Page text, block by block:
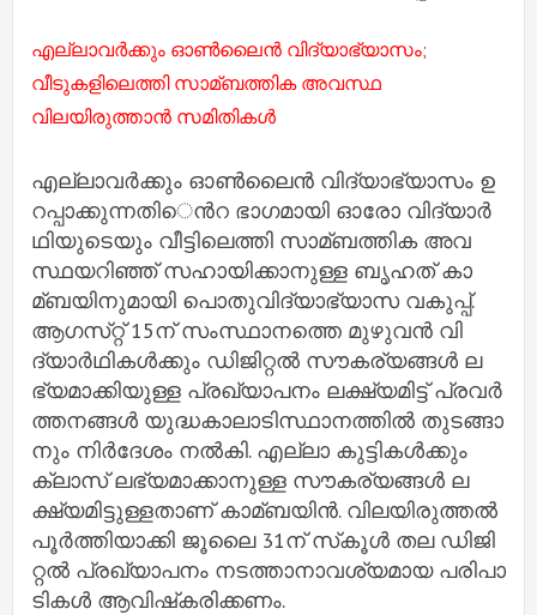
എല്ലാവര്‍ക്കും ഓണ്‍ലൈന്‍ വിദ്യാഭ്യാസം;
വീടുകളിലെത്തി സാമ്ബത്തിക അവസ്ഥ
വിലയിരുത്താന്‍ സമിതികള്‍
എ​ല്ലാ​വ​ര്‍​ക്കും ഓ​ണ്‍​ലൈ​ന്‍ വി​ദ്യാ​ഭ്യാ​സം ഉ​
റ​പ്പാ​ക്കു​ന്ന​തി​െന്‍റ ഭാ​ഗ​മാ​യി ഓ​രോ വി​ദ്യാ​ര്‍​
ഥി​യു​ടെ​യും വീ​ട്ടി​ലെ​ത്തി സാ​മ്ബ​ത്തി​ക അ​വ​
സ്ഥ​യ​റി​ഞ്ഞ്​ സ​ഹാ​യി​ക്കാ​നു​ള്ള ബൃ​ഹ​ത്​ കാ​
മ്ബ​യി​നു​മാ​യി പൊ​തു​വി​ദ്യാ​ഭ്യാ​സ വ​കു​പ്പ്. ​
ആ​ഗ​സ്​​റ്റ്​ 15ന് ​സം​സ്ഥാ​ന​ത്തെ മു​ഴു​വ​ന്‍ വി​
ദ്യാ​ര്‍​ഥി​ക​ള്‍​ക്കും ഡി​ജി​റ്റ​ല്‍ സൗ​ക​ര്യ​ങ്ങ​ള്‍ ല​
ഭ്യ​മാ​ക്കി​യു​ള്ള പ്ര​ഖ്യാ​പ​നം ല​ക്ഷ്യ​മി​ട്ട്​ ​പ്ര​വ​ര്‍​
ത്ത​ന​ങ്ങ​ള്‍ യു​ദ്ധ​കാ​ലാ​ടി​സ്ഥാ​ന​ത്തി​ല്‍ തു​ട​ങ്ങാ​
നും നി​ര്‍​ദേ​ശം ന​ല്‍​കി. എ​ല്ലാ കു​ട്ടി​ക​ള്‍​ക്കും
ക്ലാ​സ്​ ല​ഭ്യ​മാ​ക്കാ​നു​ള്ള സൗ​ക​ര്യ​ങ്ങ​ള്‍ ല​
ക്ഷ്യ​മി​ട്ടു​ള്ള​താ​ണ്​ കാ​മ്ബ​യി​ന്‍.​ വി​ല​യി​രു​ത്ത​ല്‍
പൂ​ര്‍​ത്തി​യാ​ക്കി ജൂ​​ലൈ 31ന്​ ​സ്​​കൂ​ള്‍ ത​ല ഡി​ജി​
റ്റ​ല്‍ പ്ര​ഖ്യാ​പ​നം ന​ട​ത്താ​നാ​വ​ശ്യ​മാ​യ പ​രി​പാ​
ടി​ക​ള്‍ ആ​വി​ഷ്​​ക​രി​ക്ക​ണം.